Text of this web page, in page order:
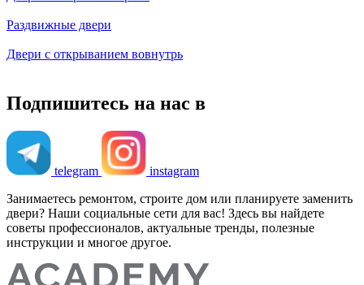
Раздвижные двери
Двери с открыванием вовнутрь
Подпишитесь на нас в
telegram
instagram
Занимаетесь ремонтом, строите дом или планируете заменить
двери? Наши социальные сети для вас! Здесь вы найдете
советы профессионалов, актуальные тренды, полезные
инструкции и многое другое.